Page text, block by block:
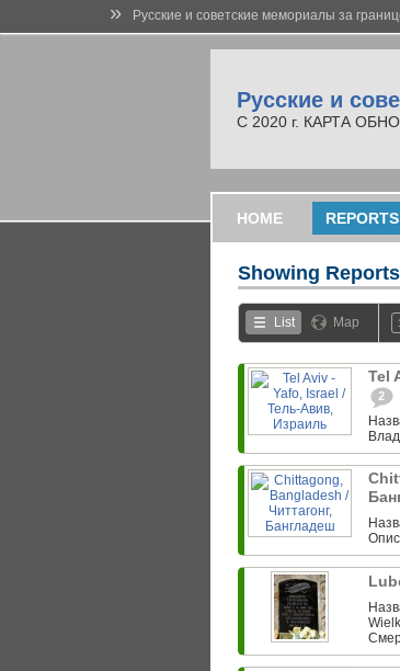
» Русские и советские мемориалы за
Русские и
С 2020 г. КАРТА
HOME REPORTS
Showing
List Map
Tel
2